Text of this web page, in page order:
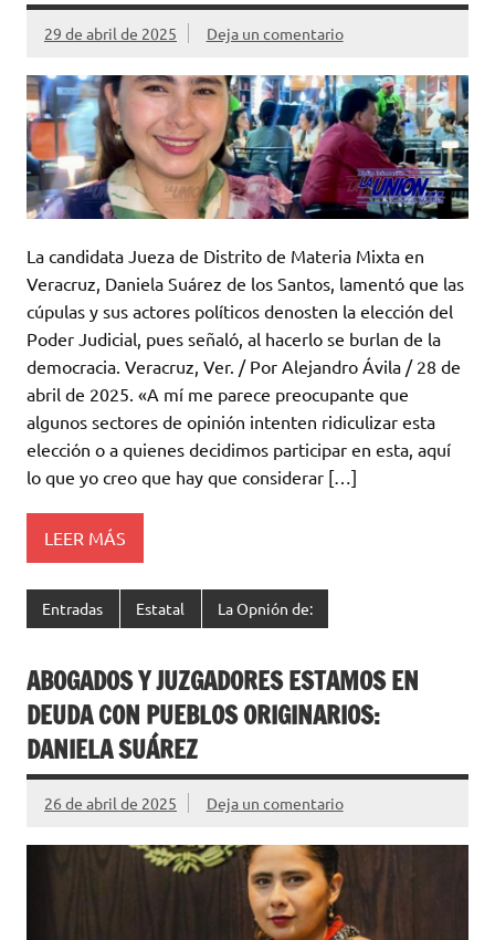
29 de abril de 2025 Deja un comentario
La candidata Jueza de Distrito de Materia Mixta en
Veracruz, Daniela Suárez de los Santos, lamentó que las
cúpulas y sus actores políticos denosten la elección del
Poder Judicial, pues señaló, al hacerlo se burlan de la
democracia. Veracruz, Ver. / Por Alejandro Ávila / 28 de
abril de 2025. «A mí me parece preocupante que
algunos sectores de opinión intenten ridiculizar esta
elección o a quienes decidimos participar en esta, aquí
lo que yo creo que hay que considerar […]
LEER MÁS
Entradas Estatal La Opnión de:
ABOGADOS Y JUZGADORES ESTAMOS EN
DEUDA CON PUEBLOS ORIGINARIOS:
DANIELA SUÁREZ
26 de abril de 2025 Deja un comentario